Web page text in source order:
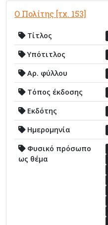
Ο Πολίτης [τχ. 153]
Τίτλος
Υπότιτλος
Αρ. φύλλου
Τόπος έκδοσης
Εκδότης
Ημερομηνία
Φυσικό πρόσωπο
ως θέμα